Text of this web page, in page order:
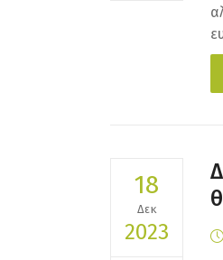
18
Δεκ
2023